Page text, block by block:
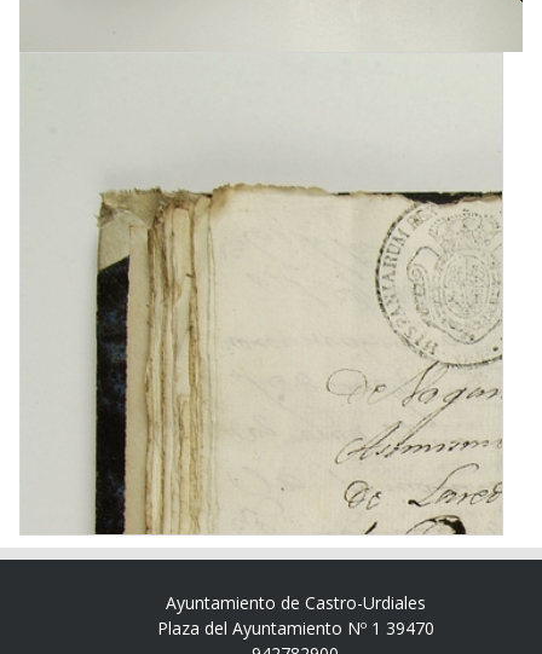
Ayuntamiento de Castro-Urdiales
Plaza del Ayuntamiento Nº 1 39470